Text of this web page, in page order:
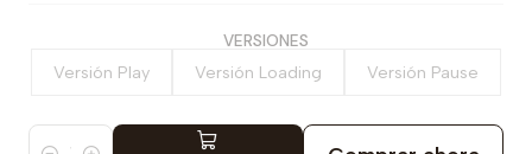
VERSIONES
Versión Play Versión Loading Versión Pause